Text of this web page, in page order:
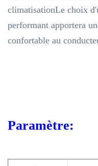
climatisationLe choix
performant apportera
confortable au
Paramètre: